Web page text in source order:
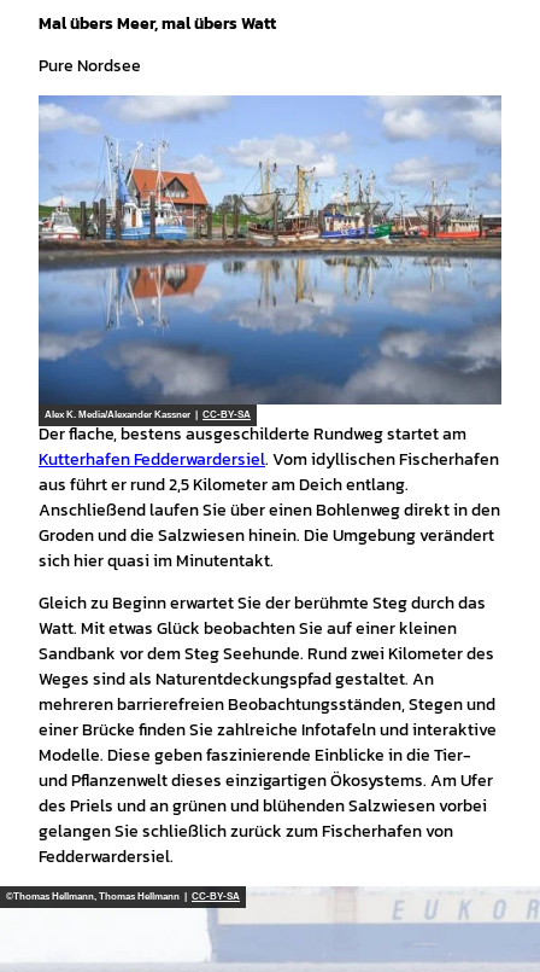
Mal übers Meer, mal übers Watt
Pure Nordsee
Alex K. Media/Alexander Kassner | CC-BY-SA
Der flache, bestens ausgeschilderte Rundweg startet am
Kutterhafen Fedderwardersiel. Vom idyllischen Fischerhafen
aus führt er rund 2,5 Kilometer am Deich entlang.
Anschließend laufen Sie über einen Bohlenweg direkt in den
Groden und die Salzwiesen hinein. Die Umgebung verändert
sich hier quasi im Minutentakt.
Gleich zu Beginn erwartet Sie der berühmte Steg durch das
Watt. Mit etwas Glück beobachten Sie auf einer kleinen
Sandbank vor dem Steg Seehunde. Rund zwei Kilometer des
Weges sind als Naturentdeckungspfad gestaltet. An
mehreren barrierefreien Beobachtungsständen, Stegen und
einer Brücke finden Sie zahlreiche Infotafeln und interaktive
Modelle. Diese geben faszinierende Einblicke in die Tier-
und Pflanzenwelt dieses einzigartigen Ökosystems. Am Ufer
des Priels und an grünen und blühenden Salzwiesen vorbei
gelangen Sie schließlich zurück zum Fischerhafen von
Fedderwardersiel.
©Thomas Hellmann, Thomas Hellmann | CC-BY-SA